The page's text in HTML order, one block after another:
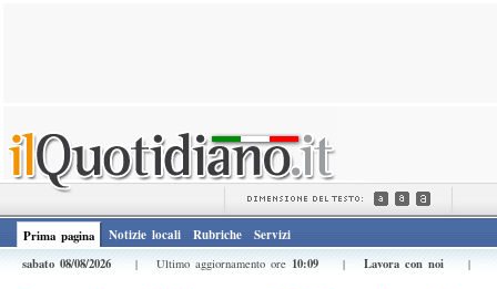
Prima pagina Notizie locali Rubriche
Servizi
sabato 08/08/2026
| Ultimo aggiornamento ore 10:09 | Lavora con noi |